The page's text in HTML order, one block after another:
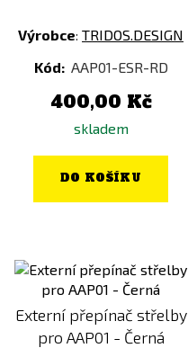
Výrobce: TRIDOS.DESIGN
Kód: AAP01-ESR-RD
400,00 Kč
skladem
DO KOŠÍKU
Externí přepínač střelby
pro AAP01 - Černá